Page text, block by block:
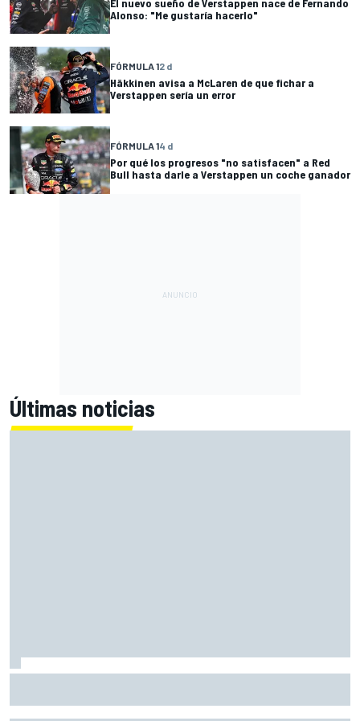
Alonso: "Me gustaría hacerlo"
FÓRMULA 12 d
Häkkinen avisa a McLaren de que fichar a
Verstappen sería un error
FÓRMULA 14 d
Por qué los progresos "no satisfacen" a Red
Bull hasta darle a Verstappen un coche ganador
Últimas noticias